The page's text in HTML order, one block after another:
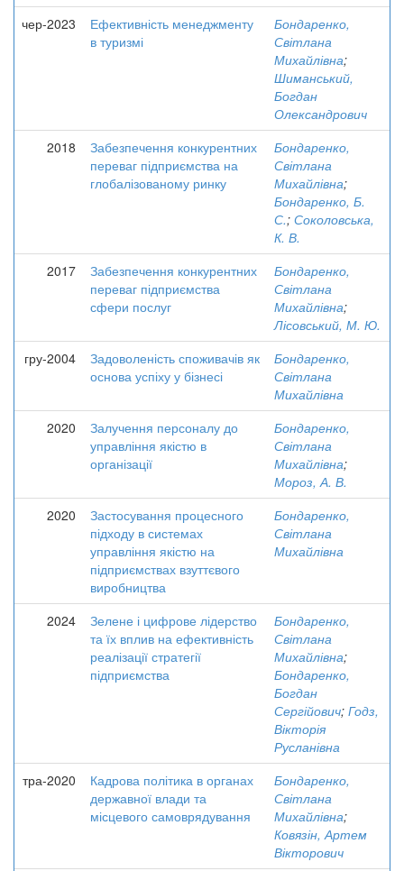
чер-2023
Ефективність менеджменту
в туризмі
Бондаренко,
Світлана
Михайлівна;
Шиманський,
Богдан
Олександрович
2018
Забезпечення конкурентних
переваг підприємства на
глобалізованому ринку
Бондаренко,
Світлана
Михайлівна;
Бондаренко, Б.
С.; Соколовська,
К. В.
2017
Забезпечення конкурентних
переваг підприємства
сфери послуг
Бондаренко,
Світлана
Михайлівна;
Лісовський, М. Ю.
гру-2004
Задоволеність споживачів як
основа успіху у бізнесі
Бондаренко,
Світлана
Михайлівна
2020
Залучення персоналу до
управління якістю в
організації
Бондаренко,
Світлана
Михайлівна;
Мороз, А. В.
2020
Застосування процесного
підходу в системах
управління якістю на
підприємствах взуттєвого
виробництва
Бондаренко,
Світлана
Михайлівна
2024
Зелене і цифрове лідерство
та їх вплив на ефективність
реалізації стратегії
підприємства
Бондаренко,
Світлана
Михайлівна;
Бондаренко,
Богдан
Сергійович; Годз,
Вікторія
Русланівна
тра-2020
Кадрова політика в органах
державної влади та
місцевого самоврядування
Бондаренко,
Світлана
Михайлівна;
Ковязін, Артем
Вікторович